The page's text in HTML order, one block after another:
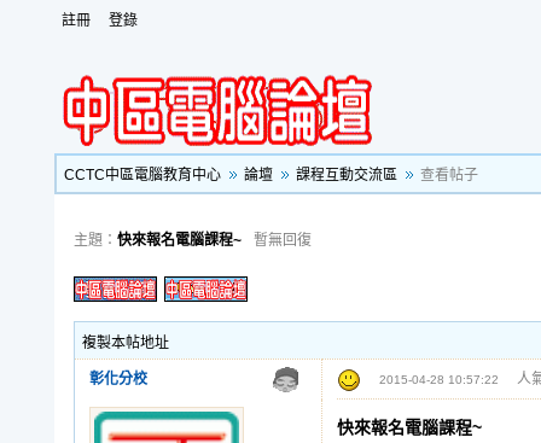
註冊 登錄
CCTC中區電腦教育中心 論壇 課程互動交流區 查看帖子
主題： 快來報名電腦課程~ 暫無回復
複製本帖地址
彰化分校 2015-04-28 10:57:22 人
快來報名電腦課程~